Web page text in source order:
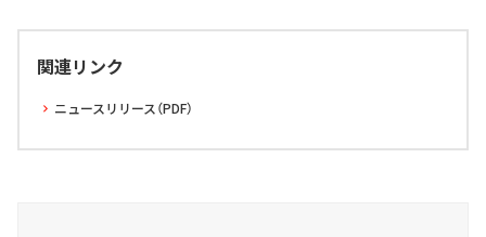
関連リンク
ニュースリリース（PDF）